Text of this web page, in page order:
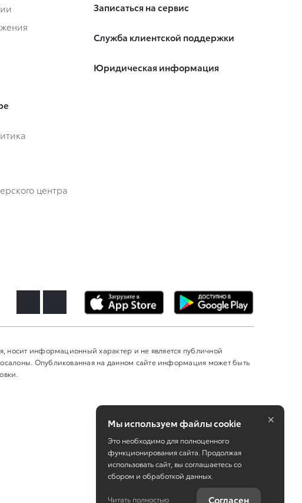
центра
Записаться на сервис
Служба клиентской поддержки
Юридическая информация
носит информационный характер и не является публичной
Опубликованная на данном сайте информация может быть
Работает на технологиях
Мы используем файлы cookie
Это необходимо для полноценного
функционирования сайта. Продолжая
использовать сайт, вы соглашаетесь со
сбором и обработкой данных.
Читать полностью Согласен
×